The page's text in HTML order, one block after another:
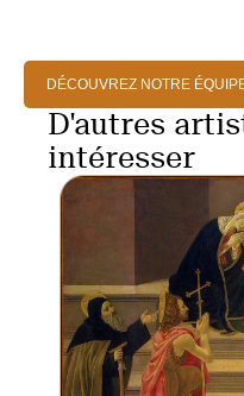
DÉCOUVREZ NOTRE
D'autres
intéresser